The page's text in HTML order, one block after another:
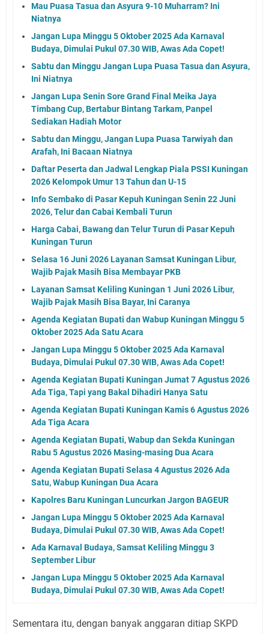
Mau Puasa Tasua dan Asyura 9-10 Muharram? Ini
Niatnya
Jangan Lupa Minggu 5 Oktober 2025 Ada Karnaval
Budaya, Dimulai Pukul 07.30 WIB, Awas Ada Copet!
Sabtu dan Minggu Jangan Lupa Puasa Tasua dan Asyura,
Ini Niatnya
Jangan Lupa Senin Sore Grand Final Meika Jaya
Timbang Cup, Bertabur Bintang Tarkam, Panpel
Sediakan Hadiah Motor
Sabtu dan Minggu, Jangan Lupa Puasa Tarwiyah dan
Arafah, Ini Bacaan Niatnya
Daftar Peserta dan Jadwal Lengkap Piala PSSI Kuningan
2026 Kelompok Umur 13 Tahun dan U-15
Info Sembako di Pasar Kepuh Kuningan Senin 22 Juni
2026, Telur dan Cabai Kembali Turun
Harga Cabai, Bawang dan Telur Turun di Pasar Kepuh
Kuningan Turun
Selasa 16 Juni 2026 Layanan Samsat Kuningan Libur,
Wajib Pajak Masih Bisa Membayar PKB
Layanan Samsat Keliling Kuningan 1 Juni 2026 Libur,
Wajib Pajak Masih Bisa Bayar, Ini Caranya
Agenda Kegiatan Bupati dan Wabup Kuningan Minggu 5
Oktober 2025 Ada Satu Acara
Jangan Lupa Minggu 5 Oktober 2025 Ada Karnaval
Budaya, Dimulai Pukul 07.30 WIB, Awas Ada Copet!
Agenda Kegiatan Bupati Kuningan Jumat 7 Agustus 2026
Ada Tiga, Tapi yang Bakal Dihadiri Hanya Satu
Agenda Kegiatan Bupati Kuningan Kamis 6 Agustus 2026
Ada Tiga Acara
Agenda Kegiatan Bupati, Wabup dan Sekda Kuningan
Rabu 5 Agustus 2026 Masing-masing Dua Acara
Agenda Kegiatan Bupati Selasa 4 Agustus 2026 Ada
Satu, Wabup Kuningan Dua Acara
Kapolres Baru Kuningan Luncurkan Jargon BAGEUR
Jangan Lupa Minggu 5 Oktober 2025 Ada Karnaval
Budaya, Dimulai Pukul 07.30 WIB, Awas Ada Copet!
Ada Karnaval Budaya, Samsat Keliling Minggu 3
September Libur
Jangan Lupa Minggu 5 Oktober 2025 Ada Karnaval
Budaya, Dimulai Pukul 07.30 WIB, Awas Ada Copet!
Sementara itu, dengan banyak anggaran ditiap SKPD